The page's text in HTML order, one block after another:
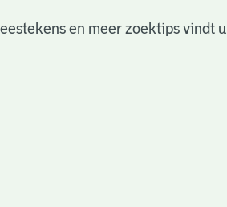
en meer zoektips vindt u